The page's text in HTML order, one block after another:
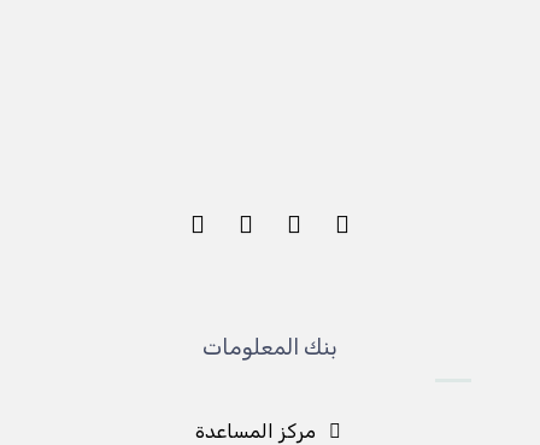
بنك المعلومات
مركز المساعدة